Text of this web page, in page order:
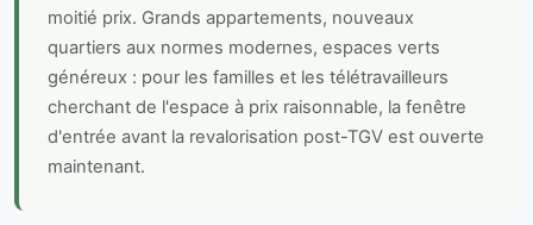
moitié prix. Grands appartements, nouveaux
quartiers aux normes modernes, espaces verts
généreux : pour les familles et les télétravailleurs
cherchant de l'espace à prix raisonnable, la fenêtre
d'entrée avant la revalorisation post-TGV est ouverte
maintenant.